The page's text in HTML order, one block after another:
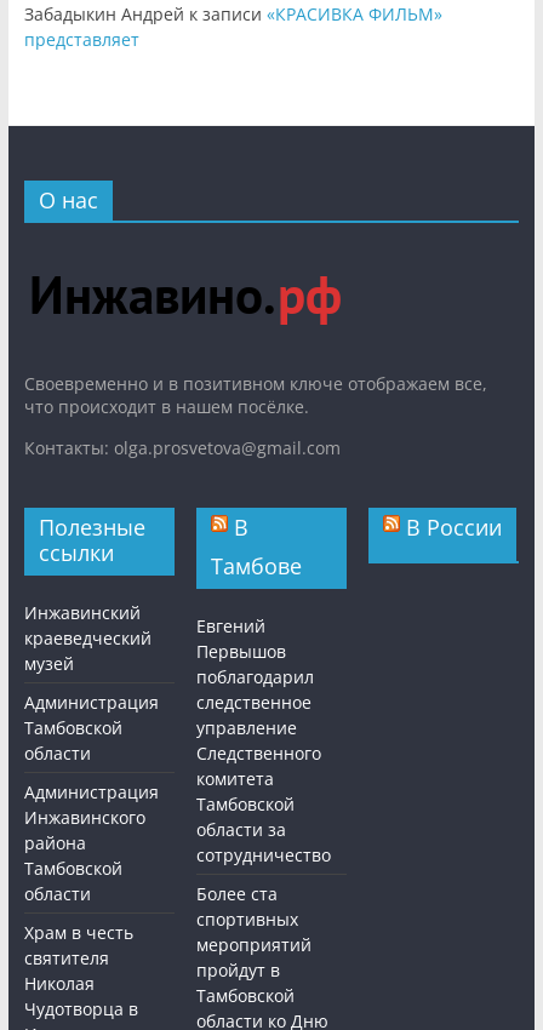
Забадыкин Андрей к записи «КРАСИВКА ФИЛЬМ»
представляет
О нас
Cвоевременно и в позитивном ключе отображаем все,
что происходит в нашем посёлке.
Контакты: olga.prosvetova@gmail.com
Полезные
ссылки
Инжавинский
краеведческий
музей
Администрация
Тамбовской
области
Администрация
Инжавинского
района
Тамбовской
области
Храм в честь
святителя
Николая
Чудотворца в
В
Тамбове
Евгений
Первышов
поблагодарил
следственное
управление
Следственного
комитета
Тамбовской
области за
сотрудничество
Более ста
спортивных
мероприятий
пройдут в
Тамбовской
области ко Дню
В России